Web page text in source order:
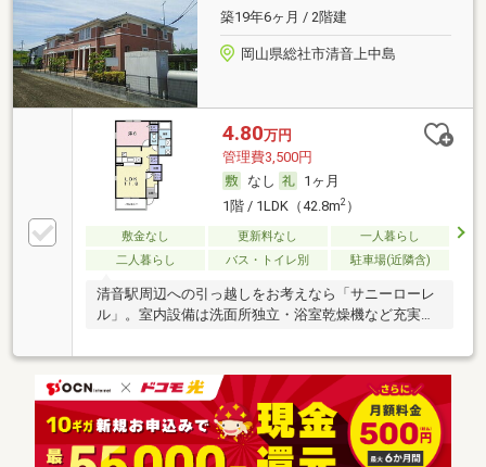
築19年6ヶ月 / 2階建
岡山県総社市清音上中島
4.80万円
管理費3,500円
なし
1ヶ月
1階 / 1LDK（42.8m2）
敷金なし 更新料なし
一人暮らし
二人暮らし
バス・トイレ別 駐車場(近隣含)
清音駅周辺への引っ越しをお考えなら「サニーローレ
ル」。室内設備は洗面所独立・浴室乾燥機など充実し